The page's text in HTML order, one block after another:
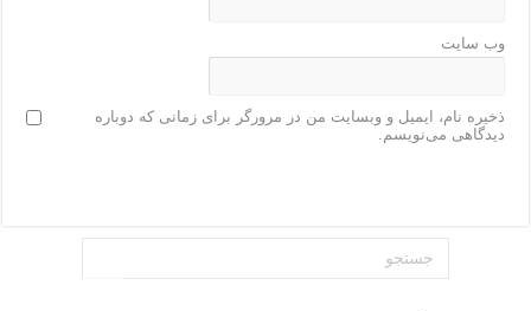
وب‌ سایت
ذخیره نام، ایمیل و وبسایت من در مرورگر برای زمانی که دوباره
دیدگاهی می‌نویسم.